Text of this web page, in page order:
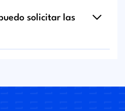
solicitar las